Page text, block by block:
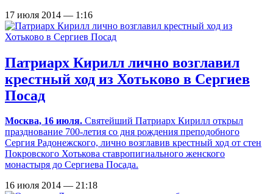
17 июля 2014 — 1:16
Патриарх Кирилл лично возглавил
крестный ход из Хотьково в Сергиев
Посад
Москва, 16 июля. Святейший Патриарх Кирилл открыл
празднование 700-летия со дня рождения преподобного
Сергия Радонежского, лично возглавив крестный ход от стен
Покровского Хотькова ставропигиального женского
монастыря до Сергиева Посада.
16 июля 2014 — 21:18